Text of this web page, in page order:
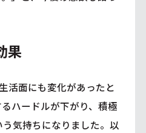
果
活面にも変化があったと
ハードルが下がり、積極
気持ちになりました。以